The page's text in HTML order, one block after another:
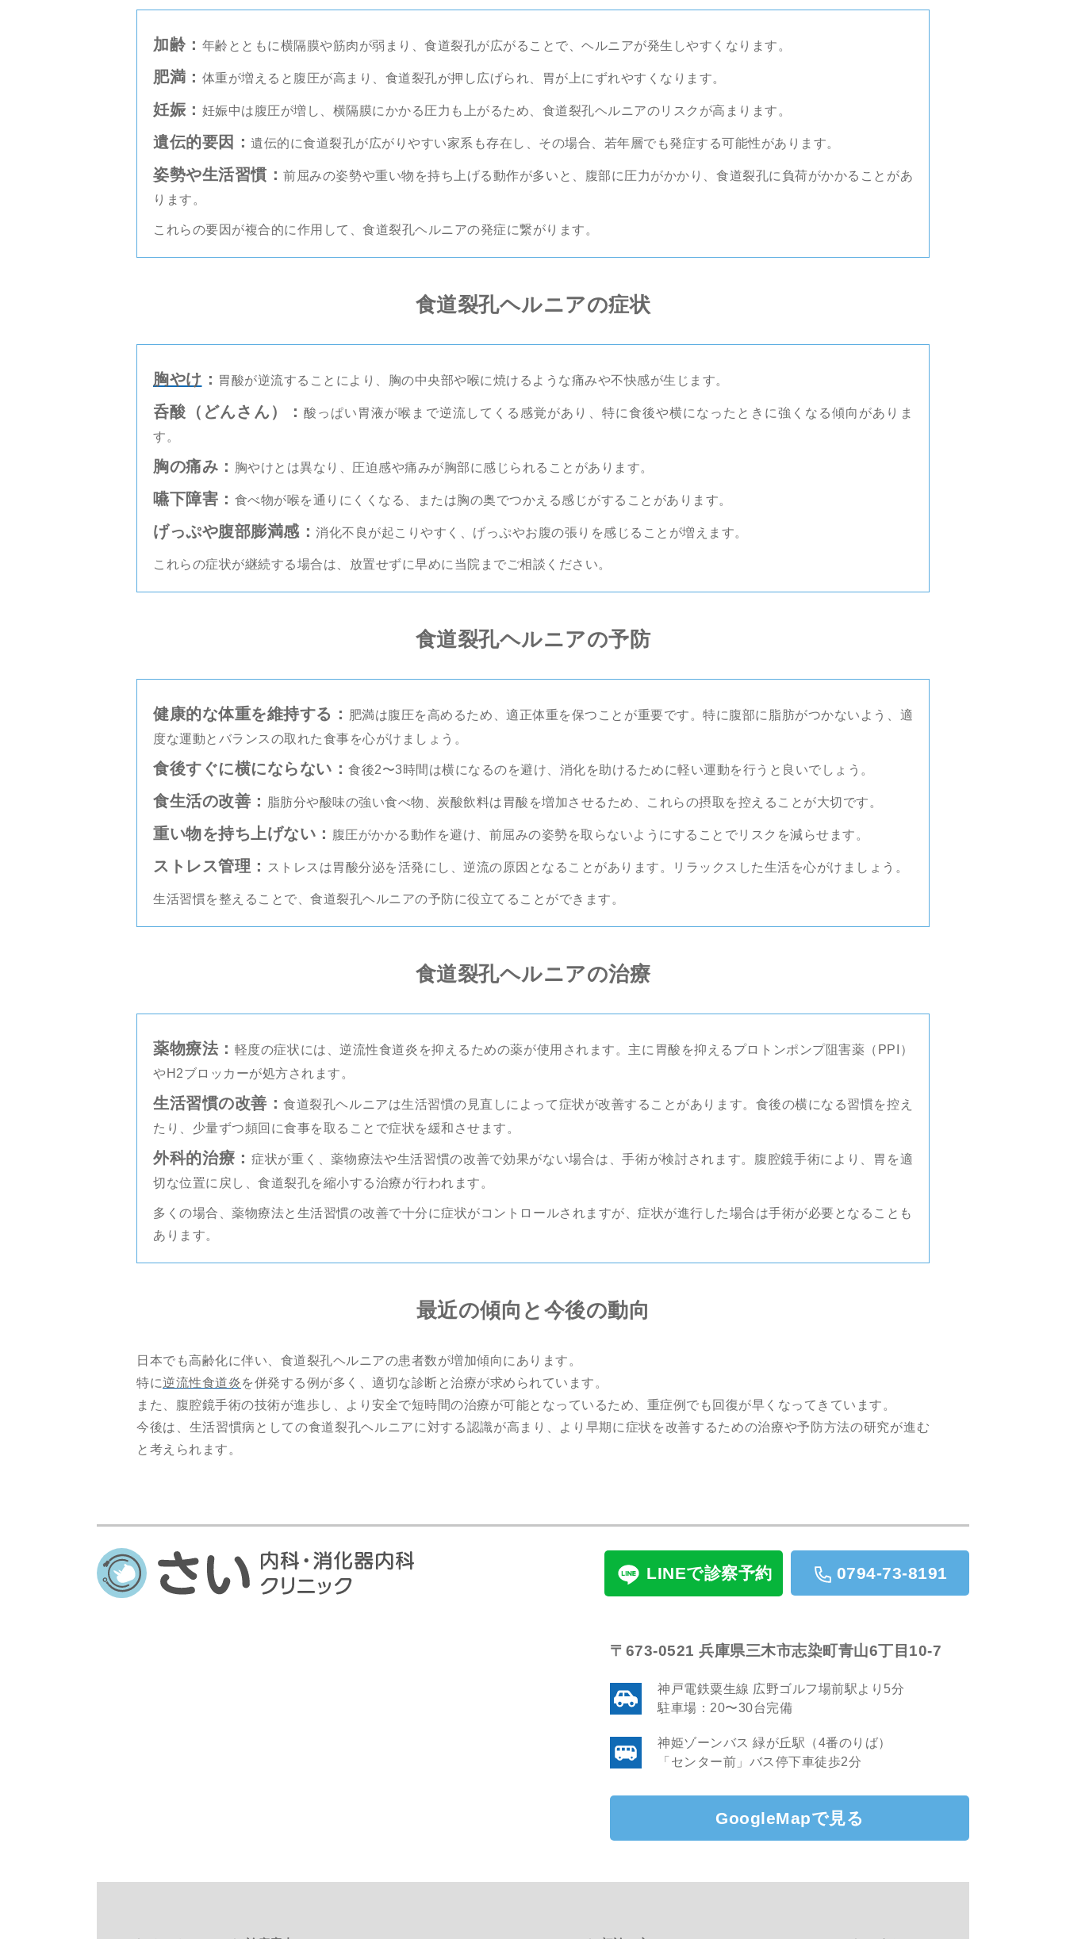
加齢： 年齢とともに横隔膜や筋肉が弱まり、食道裂孔が広がることで、ヘルニアが発生しやすくなります。
肥満： 体重が増えると腹圧が高まり、食道裂孔が押し広げられ、胃が上にずれやすくなります。
妊娠： 妊娠中は腹圧が増し、横隔膜にかかる圧力も上がるため、食道裂孔ヘルニアのリスクが高まります。
遺伝的要因： 遺伝的に食道裂孔が広がりやすい家系も存在し、その場合、若年層でも発症する可能性があります。
姿勢や生活習慣：前屈みの姿勢や重い物を持ち上げる動作が多いと、腹部に圧力がかかり、食道裂孔に負荷がかかることがあ
ります。
これらの要因が複合的に作用して、食道裂孔ヘルニアの発症に繋がります。
食道裂孔ヘルニアの症状
胸やけ ： 胃酸が逆流することにより、胸の中央部や喉に焼けるような痛みや不快感が生じます。
呑酸（どんさん）： 酸っぱい胃液が喉まで逆流してくる感覚があり、特に食後や横になったときに強くなる傾向がありま
す。
胸の痛み： 胸やけとは異なり、圧迫感や痛みが胸部に感じられることがあります。
嚥下障害： 食べ物が喉を通りにくくなる、または胸の奥でつかえる感じがすることがあります。
げっぷや腹部膨満感： 消化不良が起こりやすく、げっぷやお腹の張りを感じることが増えます。
これらの症状が継続する場合は、放置せずに早めに当院までご相談ください。
食道裂孔ヘルニアの予防
健康的な体重を維持する：
肥満は腹圧を高めるため、適正体重を保つことが重要です。特に腹部に脂肪がつかないよう、適
度な運動とバランスの取れた食事を心がけましょう。
食後すぐに横にならない： 食後2〜3時間は横になるのを避け、消化を助けるために軽い運動を行うと良いでしょう。
食生活の改善： 脂肪分や酸味の強い食べ物、炭酸飲料は胃酸を増加させるため、これらの摂取を控えることが大切です。
重い物を持ち上げない： 腹圧がかかる動作を避け、前屈みの姿勢を取らないようにすることでリスクを減らせます。
ストレス管理： ストレスは胃酸分泌を活発にし、逆流の原因となることがあります。リラックスした生活を心がけましょう。
生活習慣を整えることで、食道裂孔ヘルニアの予防に役立てることができます。
食道裂孔ヘルニアの治療
薬物療法： 軽度の症状には、逆流性食道炎を抑えるための薬が使用されます。主に胃酸を抑えるプロトンポンプ阻害薬（PPI）
やH2ブロッカーが処方されます。
生活習慣の改善：食道裂孔ヘルニアは生活習慣の見直しによって症状が改善することがあります。食後の横になる習慣を控え
たり、少量ずつ頻回に食事を取ることで症状を緩和させます。
外科的治療：症状が重く、薬物療法や生活習慣の改善で効果がない場合は、手術が検討されます。腹腔鏡手術により、胃を適
切な位置に戻し、食道裂孔を縮小する治療が行われます。
多くの場合、薬物療法と生活習慣の改善で十分に症状がコントロールされますが、症状が進行した場合は手術が必要となることも
あります。
最近の傾向と今後の動向
日本でも高齢化に伴い、食道裂孔ヘルニアの患者数が増加傾向にあります。
特に逆流性食道炎を併発する例が多く、適切な診断と治療が求められています。
また、腹腔鏡手術の技術が進歩し、より安全で短時間の治療が可能となっているため、重症例でも回復が早くなってきています。
今後は、生活習慣病としての食道裂孔ヘルニアに対する認識が高まり、より早期に症状を改善するための治療や予防方法の研究が進む
と考えられます。
LINEで診察予約 0794-73-8191
〒673-0521 兵庫県三木市志染町青山6丁目10-7
神戸電鉄粟生線 広野ゴルフ場前駅より5分
駐車場：20〜30台完備
神姫ゾーンバス 緑が丘駅（4番のりば）
「センター前」バス停下車徒歩2分
GoogleMapで見る